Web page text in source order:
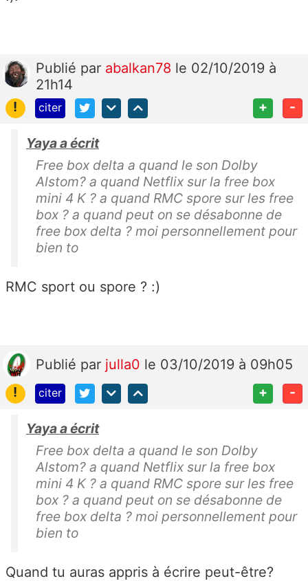
Publié par abalkan78 le 02/10/2019 à
21h14
!
citer + -
Yaya a écrit
Free box delta a quand le son Dolby
Alstom? a quand Netflix sur la free box
mini 4 K ? a quand RMC spore sur les free
box ? a quand peut on se désabonne de
free box delta ? moi personnellement pour
bien to
RMC sport ou spore ? :)
Publié par julla0 le 03/10/2019 à 09h05
!
citer + -
Yaya a écrit
Free box delta a quand le son Dolby
Alstom? a quand Netflix sur la free box
mini 4 K ? a quand RMC spore sur les free
box ? a quand peut on se désabonne de
free box delta ? moi personnellement pour
bien to
Quand tu auras appris à écrire peut-être?